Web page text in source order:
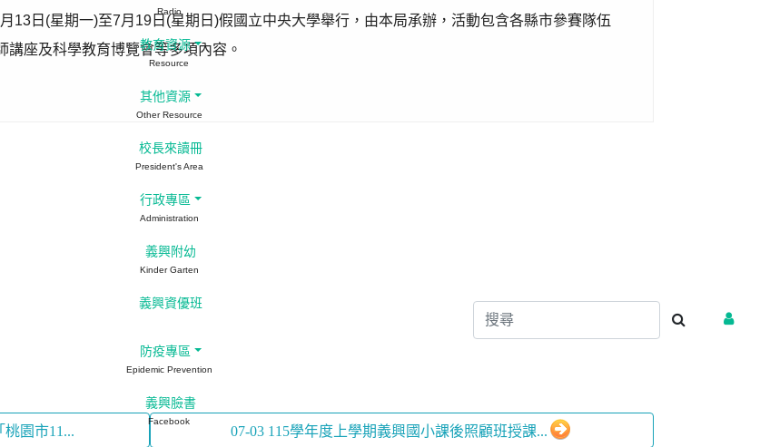
13日(星期一)至7月19日(星期日)假國立中央大學舉行，由本局承辦，活動包含各縣市參賽隊伍
座及科學教育博覽會等多項內容。
園市11... 07-03 115學年度上學期義興國小課後照顧班授課...
Radio
教育資源
Resource
其他資源
Other Resource
校長來讀冊
President's Area
行政專區
Administration
義興附幼
Kinder Garten
義興資優班
防疫專區
Epidemic Prevention
義興臉書
Facebook